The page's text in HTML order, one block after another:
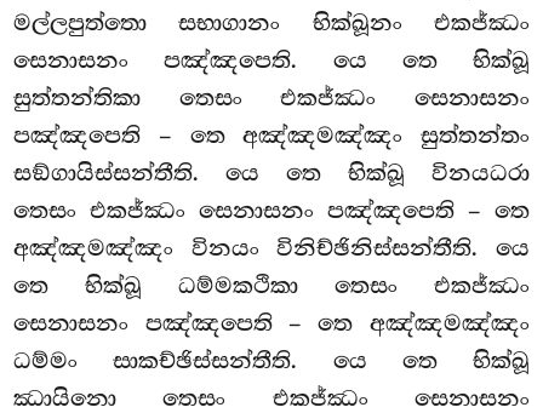
මල්ලපුත්තො සභාගානං භික්ඛූනං එකජ්ඣං
සෙනාසනං පඤ්ඤපෙති. යෙ තෙ භික්ඛූ
සුත්තන්තිකා තෙසං එකජ්ඣං සෙනාසනං
පඤ්ඤපෙති – තෙ අඤ්ඤමඤ්ඤං සුත්තන්තං
සඞ්ගායිස්සන්තීති. යෙ තෙ භික්ඛූ විනයධරා
තෙසං එකජ්ඣං සෙනාසනං පඤ්ඤපෙති – තෙ
අඤ්ඤමඤ්ඤං විනයං විනිච්ඡිනිස්සන්තීති. යෙ
තෙ භික්ඛූ ධම්මකථිකා තෙසං එකජ්ඣං
සෙනාසනං පඤ්ඤපෙති – තෙ අඤ්ඤමඤ්ඤං
ධම්මං සාකච්ඡිස්සන්තීති. යෙ තෙ භික්ඛූ
ඣායිනො තෙසං එකජ්ඣං සෙනාසනං